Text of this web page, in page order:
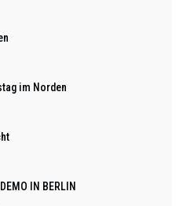
im Norden
IN BERLIN